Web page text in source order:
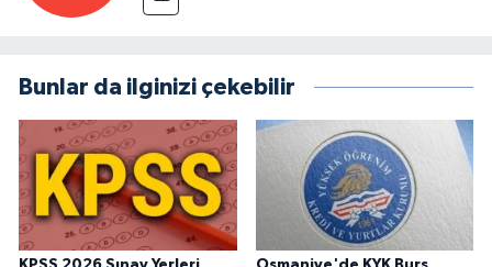
Bunlar da ilginizi çekebilir